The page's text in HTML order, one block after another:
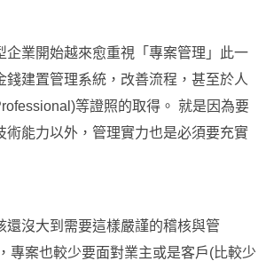
業開始越來愈重視「專案管理」此一
建置管理系統，改善流程，甚至於人
等證照的取得。 就是因為要
能力以外，管理實力也是必須要充實
沒大到需要這樣嚴謹的稽核與管
專案也較少要面對業主或是客戶(比較少